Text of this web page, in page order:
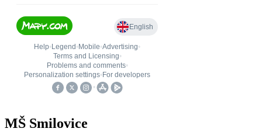
MŠ Smilovice